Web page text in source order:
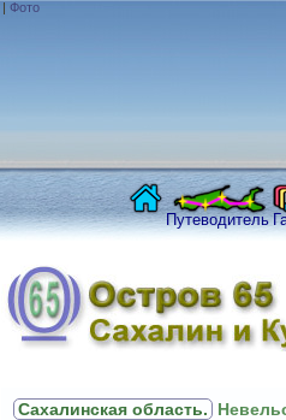
| Фото
Путеводитель
Сахалинская область.